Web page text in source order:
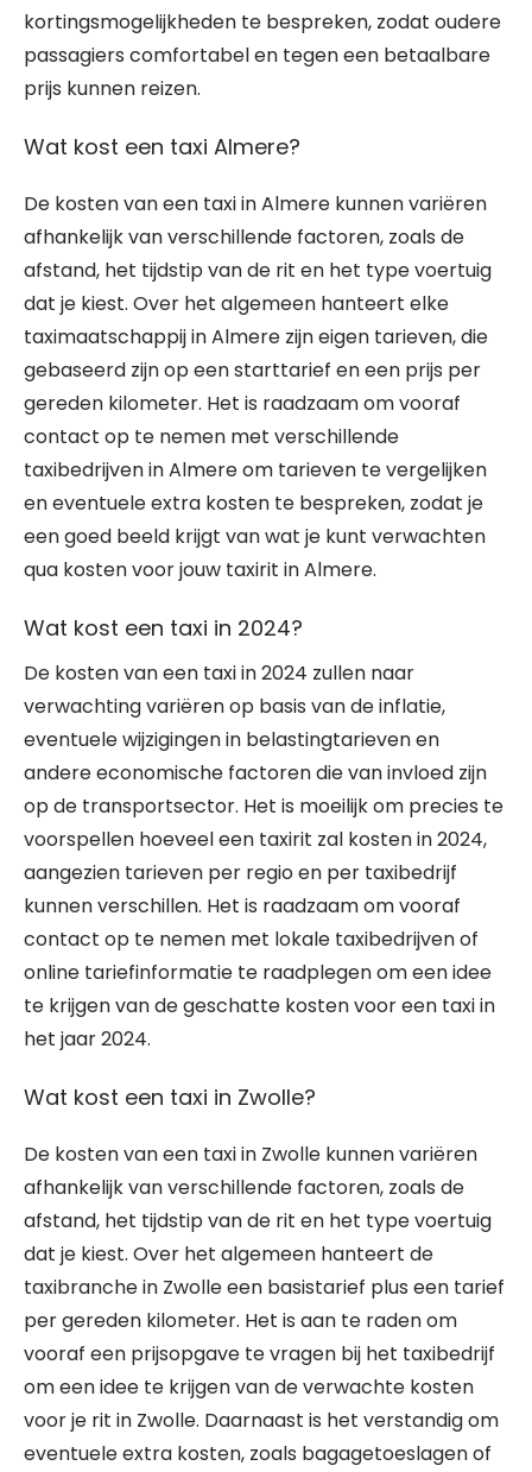
kortingsmogelijkheden te bespreken, zodat oudere
passagiers comfortabel en tegen een betaalbare
prijs kunnen reizen.
Wat kost een taxi Almere?
De kosten van een taxi in Almere kunnen variëren
afhankelijk van verschillende factoren, zoals de
afstand, het tijdstip van de rit en het type voertuig
dat je kiest. Over het algemeen hanteert elke
taximaatschappij in Almere zijn eigen tarieven, die
gebaseerd zijn op een starttarief en een prijs per
gereden kilometer. Het is raadzaam om vooraf
contact op te nemen met verschillende
taxibedrijven in Almere om tarieven te vergelijken
en eventuele extra kosten te bespreken, zodat je
een goed beeld krijgt van wat je kunt verwachten
qua kosten voor jouw taxirit in Almere.
Wat kost een taxi in 2024?
De kosten van een taxi in 2024 zullen naar
verwachting variëren op basis van de inflatie,
eventuele wijzigingen in belastingtarieven en
andere economische factoren die van invloed zijn
op de transportsector. Het is moeilijk om precies te
voorspellen hoeveel een taxirit zal kosten in 2024,
aangezien tarieven per regio en per taxibedrijf
kunnen verschillen. Het is raadzaam om vooraf
contact op te nemen met lokale taxibedrijven of
online tariefinformatie te raadplegen om een idee
te krijgen van de geschatte kosten voor een taxi in
het jaar 2024.
Wat kost een taxi in Zwolle?
De kosten van een taxi in Zwolle kunnen variëren
afhankelijk van verschillende factoren, zoals de
afstand, het tijdstip van de rit en het type voertuig
dat je kiest. Over het algemeen hanteert de
taxibranche in Zwolle een basistarief plus een tarief
per gereden kilometer. Het is aan te raden om
vooraf een prijsopgave te vragen bij het taxibedrijf
om een idee te krijgen van de verwachte kosten
voor je rit in Zwolle. Daarnaast is het verstandig om
eventuele extra kosten, zoals bagagetoeslagen of